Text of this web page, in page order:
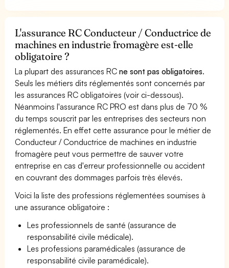
L'assurance RC Conducteur / Conductrice de
machines en industrie fromagère est-elle
obligatoire ?
La plupart des assurances RCne sont pas obligatoires.
Seuls les métiers dits réglementés sont concernés par
les assurances RC obligatoires (voir ci-dessous).
Néanmoins l'assurance RC PRO est dans plus de 70 %
du temps souscrit par les entreprises des secteurs non
réglementés. En effet cette assurance pour le métier de
Conducteur / Conductrice de machines en industrie
fromagère peut vous permettre de sauver votre
entreprise en cas d'erreur professionnelle ou accident
en couvrant des dommages parfois très élevés.
Voici la liste des professions réglementées soumises à
une assurance obligatoire :
Les professionnels de santé (assurance de
responsabilité civile médicale).
Les professions paramédicales (assurance de
responsabilité civile paramédicale).